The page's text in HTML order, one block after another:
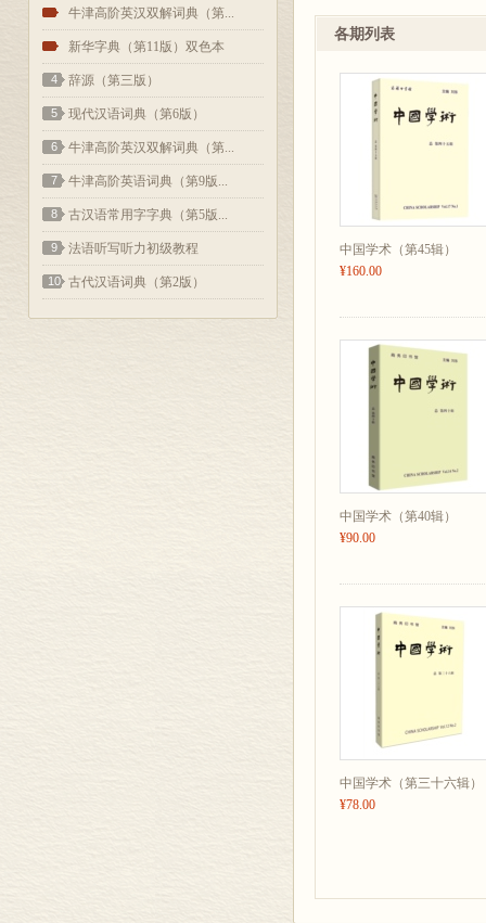
2 牛津高阶英汉双解词典（第...
3 新华字典（第11版）双色本
4 辞源（第三版）
5 现代汉语词典（第6版）
6 牛津高阶英汉双解词典（第...
7 牛津高阶英语词典（第9版...
8 古汉语常用字字典（第5版...
9 法语听写听力初级教程
10 古代汉语词典（第2版）
在全球范围内
科际整合。《
匿名评审，内
论等学科。另
章全面反映了
世界各地，主
通交流的平台
各期列表
中国学术（第45辑）
¥160.00
中国学术（第40辑）
¥90.00
中国学术（第三十六辑）
¥78.00